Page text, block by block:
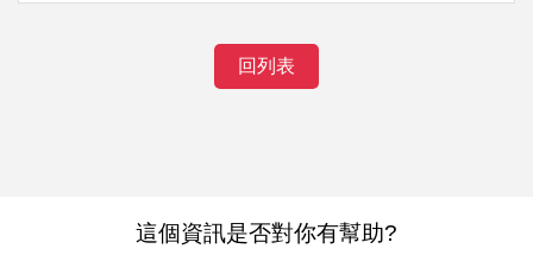
回列表
這個資訊是否對你有幫助?